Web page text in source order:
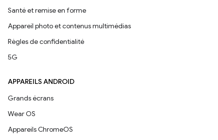
Santé et remise en forme
Appareil photo et contenus multimédias
Règles de confidentialité
5G
APPAREILS ANDROID
Grands écrans
Wear OS
Appareils ChromeOS